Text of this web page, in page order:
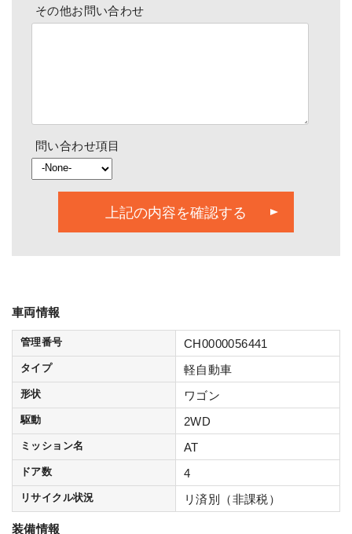
その他お問い合わせ
問い合わせ項目
車両情報
管理番号 CH0000056441
タイプ 軽自動車
形状 ワゴン
駆動 2WD
ミッション名 AT
ドア数 4
リサイクル状況 リ済別（非課税）
装備情報